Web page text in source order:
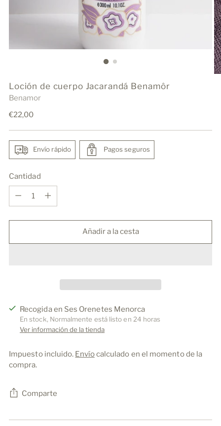
Loción de cuerpo Jacarandá Benamôr
Benamor
Precio
€22,00
Envío rápido Pagos seguros
Cantidad
Cantidad
Añadir a la cesta
Recogida en Ses Orenetes Menorca
En stock, Normalmente está listo en 24 horas
Ver información de la tienda
Impuesto incluido. Envíocalculado en el momento de la
compra.
Comparte
Añadir